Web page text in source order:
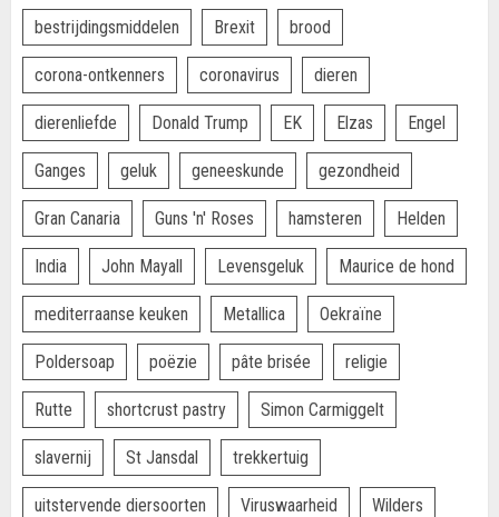
bestrijdingsmiddelen Brexit brood
corona-ontkenners coronavirus dieren
dierenliefde Donald Trump EK Elzas Engel
Ganges geluk geneeskunde gezondheid
Gran Canaria Guns 'n' Roses hamsteren Helden
India John Mayall Levensgeluk Maurice de hond
mediterraanse keuken Metallica Oekraïne
Poldersoap poëzie pâte brisée religie
Rutte shortcrust pastry Simon Carmiggelt
slavernij St Jansdal trekkertuig
uitstervende diersoorten Viruswaarheid Wilders